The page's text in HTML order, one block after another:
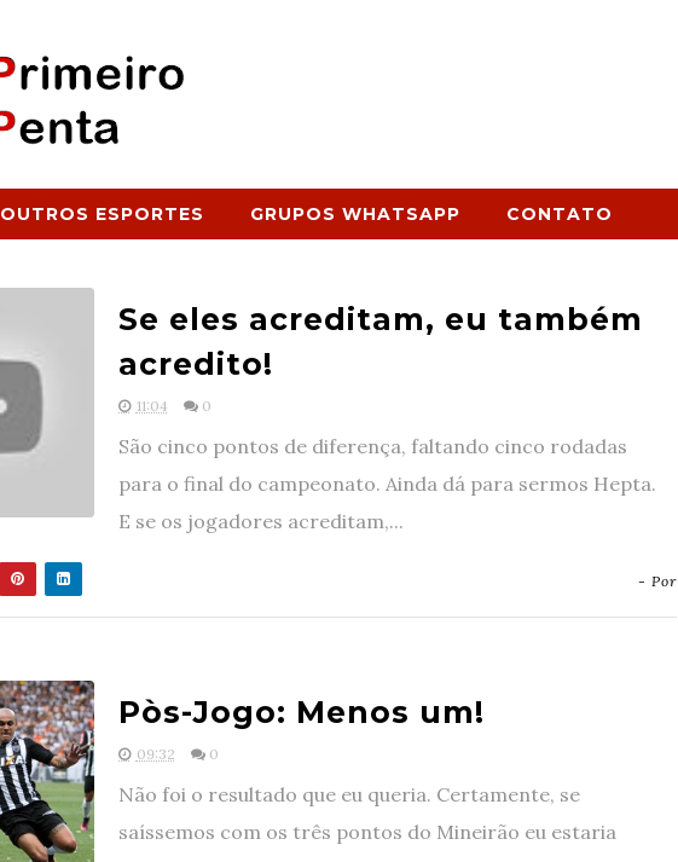
OUTROS ESPORTES GRUPOS WHATSAPP CONTATO
Se eles acreditam, eu também
acredito!
11:04 0
São cinco pontos de diferença, faltando cinco rodadas
para o final do campeonato. Ainda dá para sermos Hepta.
E se os jogadores acreditam,...
- Por
Pòs-Jogo: Menos um!
09:32 0
Não foi o resultado que eu queria. Certamente, se
saíssemos com os três pontos do Mineirão eu estaria